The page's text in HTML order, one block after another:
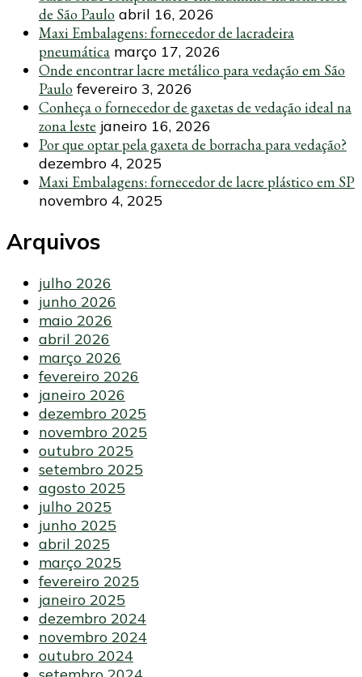
de São Paulo abril 16, 2026
Maxi Embalagens: fornecedor de lacradeira
pneumática março 17, 2026
Onde encontrar lacre metálico para vedação em São
Paulo fevereiro 3, 2026
Conheça o fornecedor de gaxetas de vedação ideal na
zona leste janeiro 16, 2026
Por que optar pela gaxeta de borracha para vedação?
dezembro 4, 2025
Maxi Embalagens: fornecedor de lacre plástico em SP
novembro 4, 2025
Arquivos
julho 2026
junho 2026
maio 2026
abril 2026
março 2026
fevereiro 2026
janeiro 2026
dezembro 2025
novembro 2025
outubro 2025
setembro 2025
agosto 2025
julho 2025
junho 2025
abril 2025
março 2025
fevereiro 2025
janeiro 2025
dezembro 2024
novembro 2024
outubro 2024